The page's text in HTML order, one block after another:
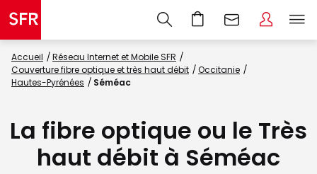
Accueil
Réseau Internet et Mobile SFR
Couverture fibre optique et très haut débit
Occitanie
Hautes-Pyrénées
Séméac
La fibre optique ou le Très
haut débit à Séméac